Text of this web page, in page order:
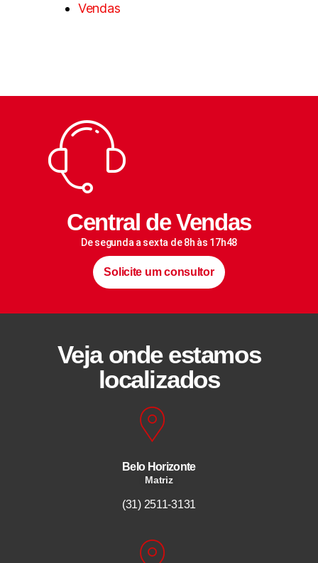
Vendas
Central de Vendas
De segunda a sexta de 8h às 17h48
Solicite um consultor
Veja onde estamos
localizados
Belo Horizonte
Matriz
(31) 2511-3131